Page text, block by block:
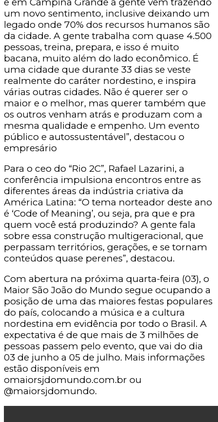
um novo sentimento, inclusive deixando um
legado onde 70% dos recursos humanos são
da cidade. A gente trabalha com quase 4.500
pessoas, treina, prepara, e isso é muito
bacana, muito além do lado econômico. É
uma cidade que durante 33 dias se veste
realmente do caráter nordestino, e inspira
várias outras cidades. Não é querer ser o
maior e o melhor, mas querer também que
os outros venham atrás e produzam com a
mesma qualidade e empenho. Um evento
público e autossustentável”, destacou o
empresário
Para o ceo do “Rio 2C”, Rafael Lazarini, a
conferência impulsiona encontros entre as
diferentes áreas da indústria criativa da
América Latina: “O tema norteador deste ano
é ‘Code of Meaning’, ou seja, pra que e pra
quem você está produzindo? A gente fala
sobre essa construção multigeracional, que
perpassam territórios, gerações, e se tornam
conteúdos quase perenes”, destacou.
Com abertura na próxima quarta-feira (03), o
Maior São João do Mundo segue ocupando a
posição de uma das maiores festas populares
do país, colocando a música e a cultura
nordestina em evidência por todo o Brasil. A
expectativa é de que mais de 3 milhões de
pessoas passem pelo evento, que vai do dia
03 de junho a 05 de julho. Mais informações
estão disponíveis em
omaiorsjdomundo.com.br ou
@maiorsjdomundo.